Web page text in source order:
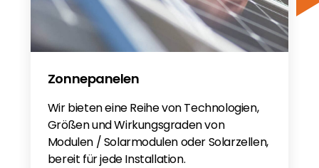
Zonnepanelen
Wir bieten eine Reihe von Technologien,
Größen und Wirkungsgraden von
Modulen / Solarmodulen oder Solarzellen,
bereit für jede Installation.